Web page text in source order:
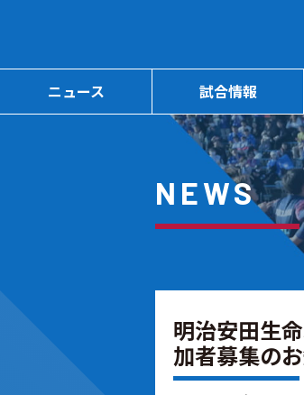
ニュース 試合情報
NEWS
明治安田生
加者募集の